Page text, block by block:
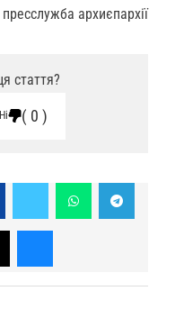
пресслужба архиєпархії
стаття?
Ні 0